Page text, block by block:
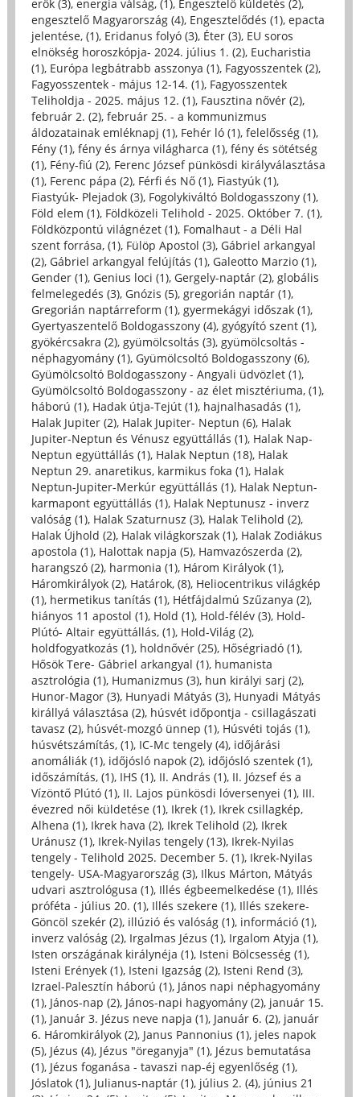
erők (3), energia válság, (1), Engesztelő küldetés (2),
engesztelő Magyarország (4), Engesztelődés (1), epacta
jelentése, (1), Eridanus folyó (3), Éter (3), EU soros
elnökség horoszkópja- 2024. július 1. (2), Eucharistia
(1), Európa legbátrabb asszonya (1), Fagyosszentek (2),
Fagyosszentek - május 12-14. (1), Fagyosszentek
Teliholdja - 2025. május 12. (1), Fausztina nővér (2),
február 2. (2), február 25. - a kommunizmus
áldozatainak emléknapj (1), Fehér ló (1), felelősség (1),
Fény (1), fény és árnya világharca (1), fény és sötétség
(1), Fény-fiú (2), Ferenc József pünkösdi királyválasztása
(1), Ferenc pápa (2), Férfi és Nő (1), Fiastyúk (1),
Fiastyúk- Plejadok (3), Fogolykiváltó Boldogasszony (1),
Föld elem (1), Földközeli Telihold - 2025. Október 7. (1),
Földközpontú világnézet (1), Fomalhaut - a Déli Hal
szent forrása, (1), Fülöp Apostol (3), Gábriel arkangyal
(2), Gábriel arkangyal felújítás (1), Galeotto Marzio (1),
Gender (1), Genius loci (1), Gergely-naptár (2), globális
felmelegedés (3), Gnózis (5), gregorián naptár (1),
Gregorián naptárreform (1), gyermekágyi időszak (1),
Gyertyaszentelő Boldogasszony (4), gyógyító szent (1),
gyökércsakra (2), gyümölcsoltás (3), gyümölcsoltás -
néphagyomány (1), Gyümölcsoltó Boldogasszony (6),
Gyümölcsoltó Boldogasszony - Angyali üdvözlet (1),
Gyümölcsoltó Boldogasszony - az élet misztériuma, (1),
háború (1), Hadak útja-Tejút (1), hajnalhasadás (1),
Halak Jupiter (2), Halak Jupiter- Neptun (6), Halak
Jupiter-Neptun és Vénusz együttállás (1), Halak Nap-
Neptun együttállás (1), Halak Neptun (18), Halak
Neptun 29. anaretikus, karmikus foka (1), Halak
Neptun-Jupiter-Merkúr együttállás (1), Halak Neptun-
karmapont együttállás (1), Halak Neptunusz - inverz
valóság (1), Halak Szaturnusz (3), Halak Telihold (2),
Halak Újhold (2), Halak világkorszak (1), Halak Zodiákus
apostola (1), Halottak napja (5), Hamvazószerda (2),
harangszó (2), harmonia (1), Három Királyok (1),
Háromkirályok (2), Határok, (8), Heliocentrikus világkép
(1), hermetikus tanítás (1), Hétfájdalmú Szűzanya (2),
hiányos 11 apostol (1), Hold (1), Hold-félév (3), Hold-
Plútó- Altair együttállás, (1), Hold-Világ (2),
holdfogyatkozás (1), holdnővér (25), Hőségriadó (1),
Hősök Tere- Gábriel arkangyal (1), humanista
asztrológia (1), Humanizmus (3), hun királyi sarj (2),
Hunor-Magor (3), Hunyadi Mátyás (3), Hunyadi Mátyás
királlyá választása (2), húsvét időpontja - csillagászati
tavasz (2), húsvét-mozgó ünnep (1), Húsvéti tojás (1),
húsvétszámítás, (1), IC-Mc tengely (4), időjárási
anomáliák (1), időjósló napok (2), időjósló szentek (1),
időszámítás, (1), IHS (1), II. András (1), II. József és a
Vízöntő Plútó (1), II. Lajos pünkösdi lóversenyei (1), III.
évezred női küldetése (1), Ikrek (1), Ikrek csillagkép,
Alhena (1), Ikrek hava (2), Ikrek Telihold (2), Ikrek
Uránusz (1), Ikrek-Nyilas tengely (13), Ikrek-Nyilas
tengely - Telihold 2025. December 5. (1), Ikrek-Nyilas
tengely- USA-Magyarország (3), Ilkus Márton, Mátyás
udvari asztrológusa (1), Illés égbeemelkedése (1), Illés
próféta - július 20. (1), Illés szekere (1), Illés szekere-
Göncöl szekér (2), illúzió és valóság (1), információ (1),
inverz valóság (2), Irgalmas Jézus (1), Irgalom Atyja (1),
Isten országának királynéja (1), Isteni Bölcsesség (1),
Isteni Erények (1), Isteni Igazság (2), Isteni Rend (3),
Izrael-Palesztín háború (1), János napi néphagyomány
(1), János-nap (2), János-napi hagyomány (2), január 15.
(1), Január 3. Jézus neve napja (1), Január 6. (2), január
6. Háromkirályok (2), Janus Pannonius (1), jeles napok
(5), Jézus (4), Jézus "öreganyja" (1), Jézus bemutatása
(1), Jézus foganása - tavaszi nap-éj egyenlőség (1),
Jóslatok (1), Julianus-naptár (1), július 2. (4), június 21